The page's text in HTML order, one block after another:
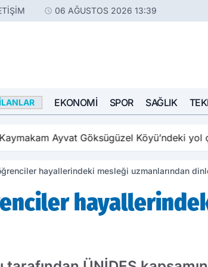
06 AĞUSTOS 2026 13:39
EKONOMI SPOR SAĞLIK
Kaymakam Ayvat Göksügüzel Köyü’ndeki yol
hayallerindeki mesleği uzmanlarından